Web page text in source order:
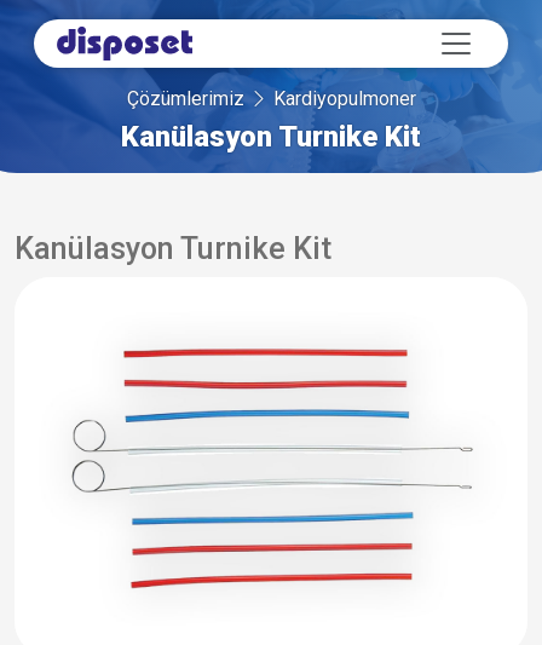
Çözümlerimiz Kardiyopulmoner
Kanülasyon Turnike Kit
Kanülasyon Turnike Kit